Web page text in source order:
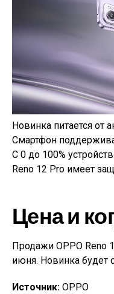
Новинка питается от
Смартфон
С 0 до 100%
Reno 12 Pro имеет
Цена и
Продажи OPPO Reno
июня. Новинка будет
Источник: OPPO